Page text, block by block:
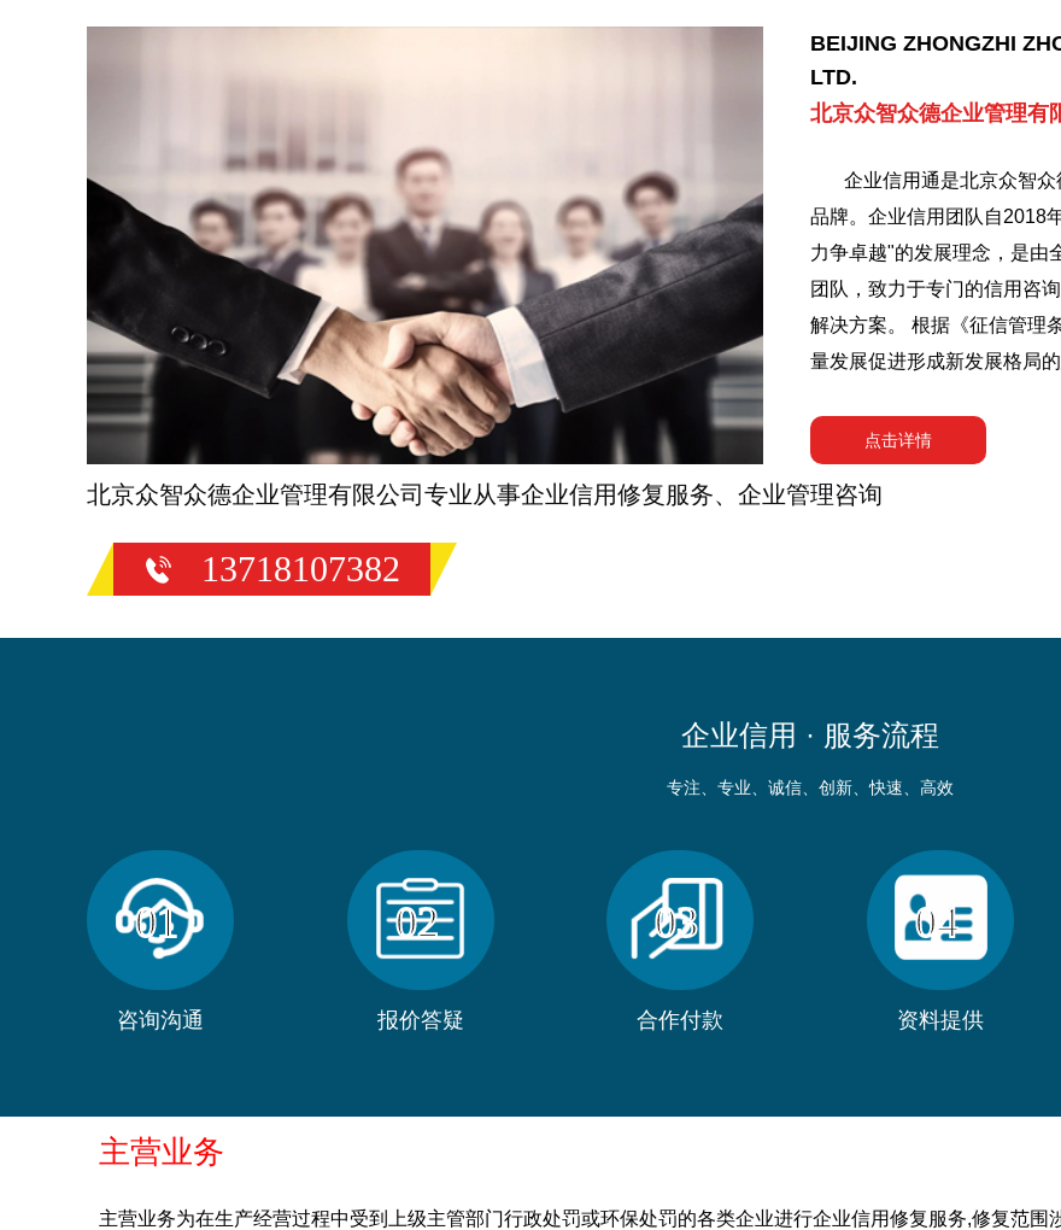
LTD.
品牌。企业信用团队自2018
力争卓越"的发展理念，是由
团队，致力于专门的信用咨
解决方案。 根据《征信管理
量发展促进形成新发展格局
严格依照信用法规要求，为
对失信主体信用报告中的不
行为开展异议处理流程，代
益，所有工作都是在合规的
点击详情
13718107382
企业信用 · 服务流程
01 02 03 04
主营业务